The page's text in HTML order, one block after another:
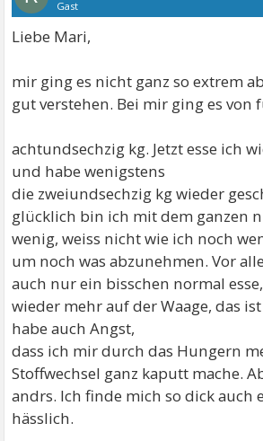
Gast
Liebe Mari,
mir ging es nicht ganz so extrem
gut verstehen. Bei mir ging es von
achtundsechzig kg. Jetzt esse ich
und habe wenigstens
die zweiundsechzig kg wieder
glücklich bin ich mit dem ganzen
wenig, weiss nicht wie ich noch
um noch was abzunehmen. Vor
auch nur ein bisschen normal
wieder mehr auf der Waage, das
habe auch Angst,
dass ich mir durch das Hungern
Stoffwechsel ganz kaputt mache.
andrs. Ich finde mich so dick auch
hässlich.